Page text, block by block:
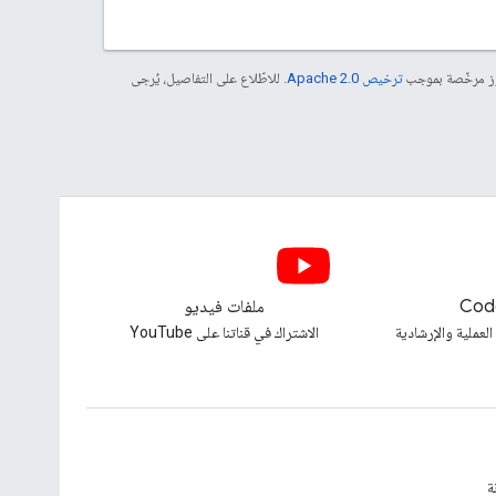
مرخّصة بموجبترخيص Apache 2.0‏ . للاطّلاع على التفاصيل، يُرجى
والإرشادية
ملفات فيديو
الاشتراك في قناتنا على YouTube